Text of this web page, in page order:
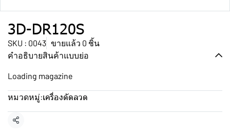
3D-DR120S
SKU : 0043 ขายแล้ว 0 ชิ้น
คำอธิบายสินค้าแบบย่อ
Loading magazine
หมวดหมู่:เครื่องดัดลวด
แชร์